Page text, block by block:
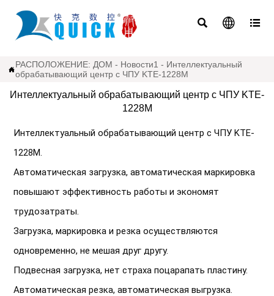
  
РАСПОЛОЖЕНИЕ: ДОМ - Новости1 - Интеллектуальный
обрабатывающий центр с ЧПУ KTE-1228M
Интеллектуальный обрабатывающий центр с ЧПУ KTE-
1228M
Интеллектуальный обрабатывающий центр с ЧПУ KTE-
1228M.
Автоматическая загрузка, автоматическая маркировка
повышают эффективность работы и экономят
трудозатраты.
Загрузка, маркировка и резка осуществляются
одновременно, не мешая друг другу.
Подвесная загрузка, нет страха поцарапать пластину.
Автоматическая резка, автоматическая выгрузка.